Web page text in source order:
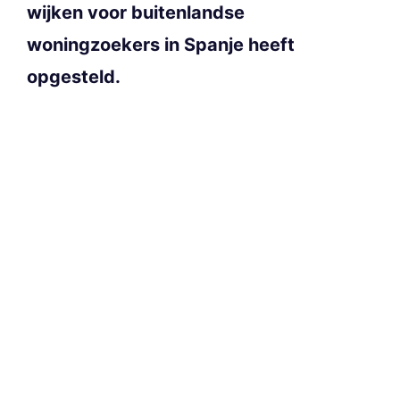
wijken voor buitenlandse
woningzoekers in Spanje heeft
opgesteld.